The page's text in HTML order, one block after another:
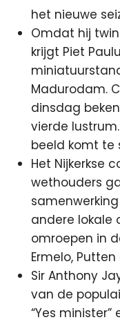
het nieuwe
Omdat hij
krijgt Piet
Madurodam.
dinsdag
vierde
beeld komt te
Het Nijkerkse
wethouders
andere lokale
omroepen in
Ermelo,
Sir Anthony
van de
“Yes minister”